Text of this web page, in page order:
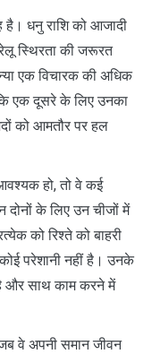
है। धनु राशि को आजादी
स्थिरता की जरूरत
एक विचारक की अधिक
एक दूसरे के लिए उनका
को आमतौर पर हल
हो, तो वे कई
के लिए उन चीजों में
को रिश्ते को बाहरी
परेशानी नहीं है। उनके
और साथ काम करने में
वे अपनी समान जीवन